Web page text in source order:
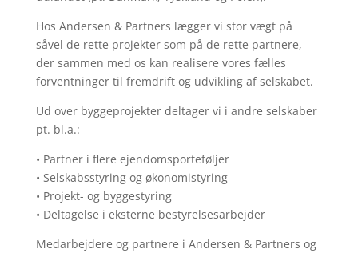
Hos Andersen & Partners lægger vi stor vægt på
såvel de rette projekter som på de rette partnere,
der sammen med os kan realisere vores fælles
forventninger til fremdrift og udvikling af selskabet.
Ud over byggeprojekter deltager vi i andre selskaber
pt. bl.a.:
• Partner i flere ejendomsporteføljer
• Selskabsstyring og økonomistyring
• Projekt- og byggestyring
• Deltagelse i eksterne bestyrelsesarbejder
Medarbejdere og partnere i Andersen & Partners og